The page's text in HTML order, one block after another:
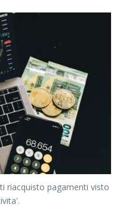
riacquisto pagamenti visto